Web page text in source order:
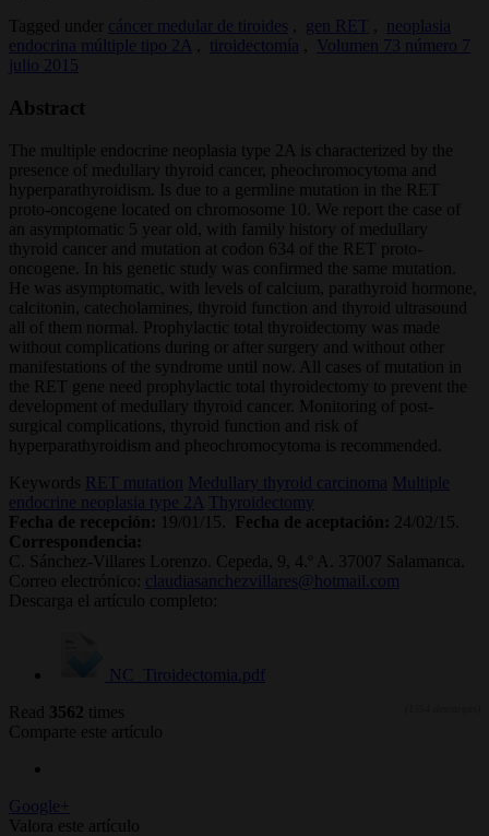
Tagged under
cáncer medular de tiroides gen RET
neoplasia
endocrina múltiple tipo 2A
tiroidectomía
Volumen 73 número 7
julio 2015
Abstract
The multiple endocrine neoplasia type 2A is characterized by the
presence of medullary thyroid cancer, pheochromocytoma and
hyperparathyroidism. Is due to a germline mutation in the RET
proto-oncogene located on chromosome 10. We report the case of
an asymptomatic 5 year old, with family history of medullary
thyroid cancer and mutation at codon 634 of the RET proto-
oncogene. In his genetic study was confirmed the same mutation.
He was asymptomatic, with levels of calcium, parathyroid hormone,
calcitonin, catecholamines, thyroid function and thyroid ultrasound
all of them normal. Prophylactic total thyroidectomy was made
without complications during or after surgery and without other
manifestations of the syndrome until now. All cases of mutation in
the RET gene need prophylactic total thyroidectomy to prevent the
development of medullary thyroid cancer. Monitoring of post-
surgical complications, thyroid function and risk of
hyperparathyroidism and pheochromocytoma is recommended.
Keywords RET mutation Medullary thyroid carcinoma Multiple
endocrine neoplasia type 2A Thyroidectomy
Fecha de recepción: 19/01/15. Fecha de aceptación:
24/02/15.
Correspondencia:
C. Sánchez-Villares Lorenzo. Cepeda, 9, 4.º A. 37007 Salamanca.
Correo electrónico: claudiasanchezvillares@hotmail.com
Descarga el artículo completo:
NC_Tiroidectomia.pdf
Read 3562 times
Comparte este artículo
Google+
Valora este artículo